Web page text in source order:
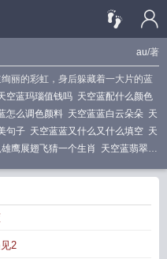
au/著
丽的彩虹，身后躲藏着一大片的蓝
空蓝玛瑙值钱吗 天空蓝配什么颜色
怎么调色颜料 天空蓝蓝白云朵朵 天
句子 天空蓝蓝又什么又什么填空 天
雄鹰展翅飞猜一个生肖 天空蓝翡翠手
翠图片
天白云的图片
翡翠手镯
2